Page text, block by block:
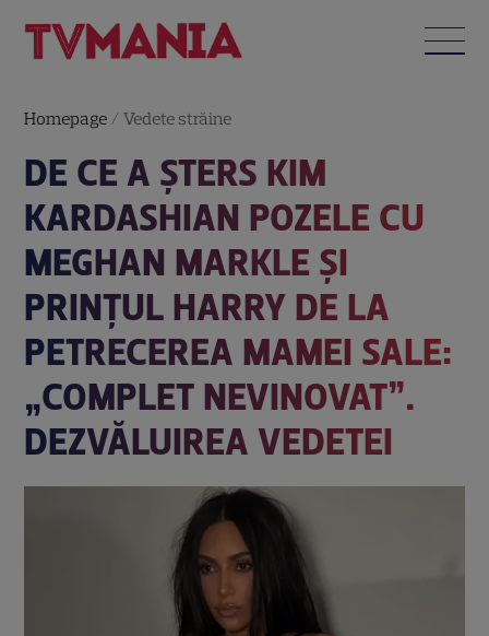
Homepage /Vedete străine
DE CE A ȘTERS KIM
KARDASHIAN POZELE CU
MEGHAN MARKLE ȘI
PRINȚUL HARRY DE LA
PETRECEREA MAMEI SALE:
„COMPLET NEVINOVAT”.
DEZVĂLUIREA VEDETEI